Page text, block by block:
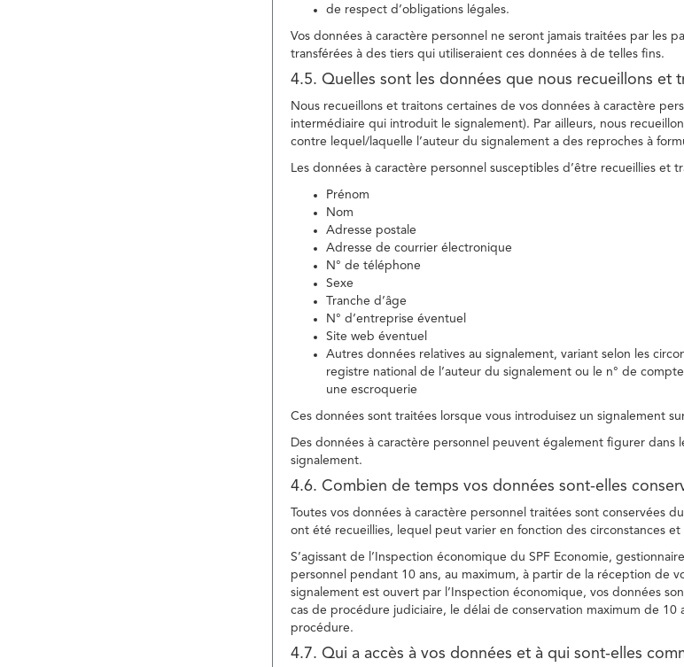
de respect d’obligations légales.
Vos données à caractère personnel ne seront jamais traitées par les
transférées à des tiers qui utiliseraient ces données à de telles fins.
4.5. Quelles sont les données que nous recueillons et
Nous recueillons et traitons certaines de vos données à caractère
intermédiaire qui introduit le signalement). Par ailleurs, nous
contre lequel/laquelle l’auteur du signalement a des reproches à
Les données à caractère personnel susceptibles d’être recueillies et
Prénom
Nom
Adresse postale
Adresse de courrier électronique
N° de téléphone
Sexe
Tranche d’âge
N° d’entreprise éventuel
Site web éventuel
Autres données relatives au signalement, variant selon les
registre national de l’auteur du signalement ou le n° de
une escroquerie
Ces données sont traitées lorsque vous introduisez un signalement
Des données à caractère personnel peuvent également figurer
signalement.
4.6. Combien de temps vos données sont-elles
Toutes vos données à caractère personnel traitées sont conservées
ont été recueillies, lequel peut varier en fonction des circonstances
S’agissant de l’Inspection économique du SPF Economie,
personnel pendant 10 ans, au maximum, à partir de la réception de
signalement est ouvert par l’Inspection économique, vos données
cas de procédure judiciaire, le délai de conservation maximum de
procédure.
4.7. Qui a accès à vos données et à qui sont-elles